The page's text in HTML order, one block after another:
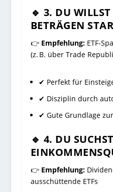
🔹 3. DU
BETRÄGEN
👉 Empfehlung:ETF-
(z. B. über Trade
✔ Perfekt für
✔ Disziplin durch
✔ Gute Grundlage
🔹 4. DU
👉 Empfehlung:
ausschüttende ETFs